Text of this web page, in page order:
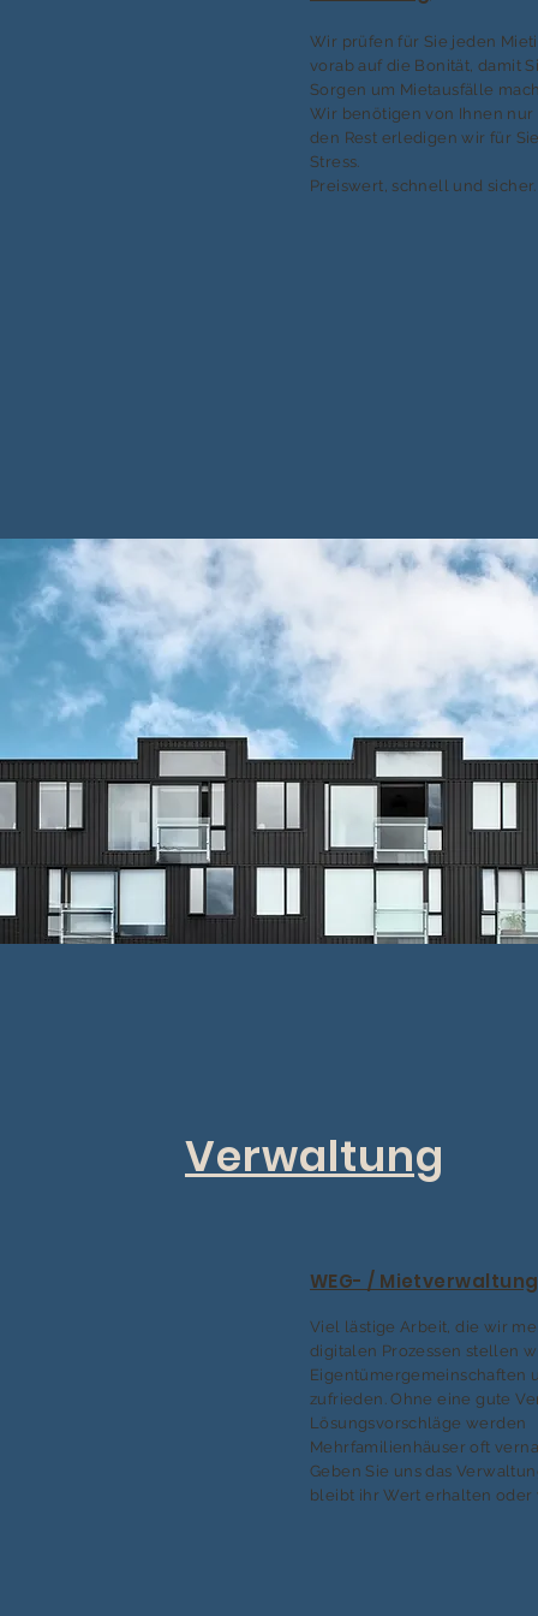
Wir prüfen für Sie jeden
vorab auf die Bonität, damit
Sorgen um Mietausfälle
Wir benötigen von Ihnen nur
den Rest erledigen wir für
Stress.
Preiswert, schnell und sicher.
Verwaltung
WEG- / Mietverwaltung
Viel lästige Arbeit, die wir
digitalen Prozessen stellen
Eigentümergemeinschaften
zufrieden. Ohne eine gute
Lösungsvorschläge werden
Mehrfamilienhäuser oft
Geben Sie uns das
bleibt ihr Wert erhalten oder